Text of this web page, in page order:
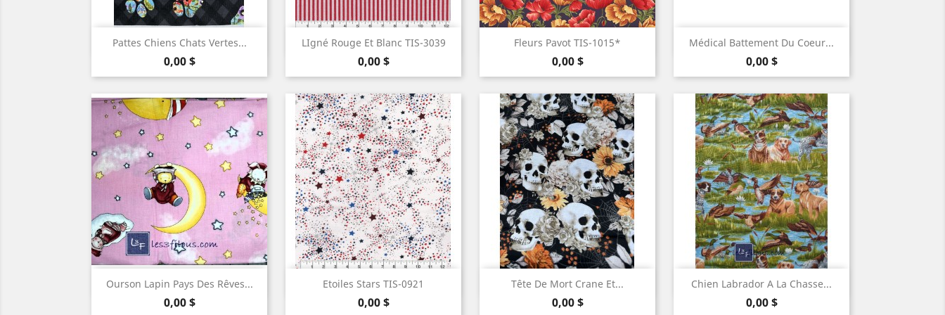
Pattes Chiens Chats Vertes...
Prix
0,00 $
 Aperçu rapide LIgné Rouge Et Blanc TIS-3039
Prix
0,00 $
 Aperçu rapide Fleurs Pavot TIS-1015*
Prix
0,00 $
 Aperçu rapide Médical Battement Du Coeur...
Prix
0,00 $
 Aperçu rapide
Ourson Lapin Pays Des Rêves...
Prix
0,00 $
 Aperçu rapide Etoiles Stars TIS-0921
Prix
0,00 $
 Aperçu rapide Tête De Mort Crane Et...
Prix
0,00 $
 Aperçu rapide Chien Labrador A La Chasse...
Prix
0,00 $
 Aperçu rapide